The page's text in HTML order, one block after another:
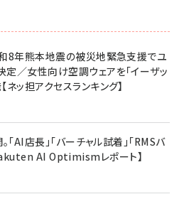
和8年熊本地震の被災地緊急支援でユ
／女性向け空調ウェアを「イーザッ
ッ担アクセスランキング】
AI店長」「バーチャル試着」「RMSバ
AI Optimismレポート】